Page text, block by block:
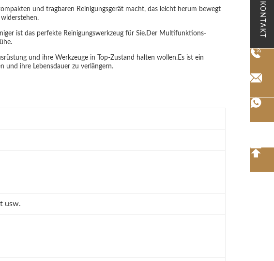
KONTAKT
und tragbaren Reinigungsgerät macht, das leicht herum bewegt
ist das perfekte Reinigungswerkzeug für Sie.Der Multifunktions-
und ihre Werkzeuge in Top-Zustand halten wollen.Es ist ein
und ihre Lebensdauer zu verlängern.
usw.